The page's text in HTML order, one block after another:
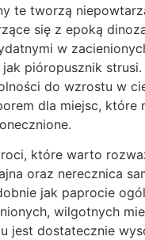
te tworzą
się z epoką
w
pióropusznik strusi.
do wzrostu w
dla miejsc, które
które warto
oraz nerecznica
jak paprocie
wilgotnych
jest dostatecznie